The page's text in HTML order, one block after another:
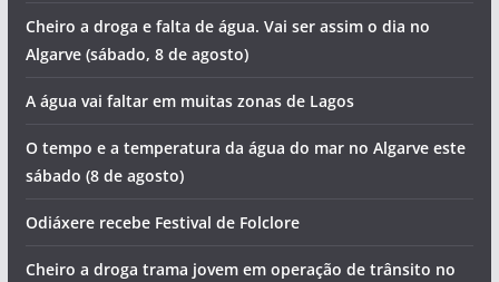
Cheiro a droga e falta de água. Vai ser assim o dia no
Algarve (sábado, 8 de agosto)
A água vai faltar em muitas zonas de Lagos
O tempo e a temperatura da água do mar no Algarve este
sábado (8 de agosto)
Odiáxere recebe Festival de Folclore
Cheiro a droga trama jovem em operação de trânsito no